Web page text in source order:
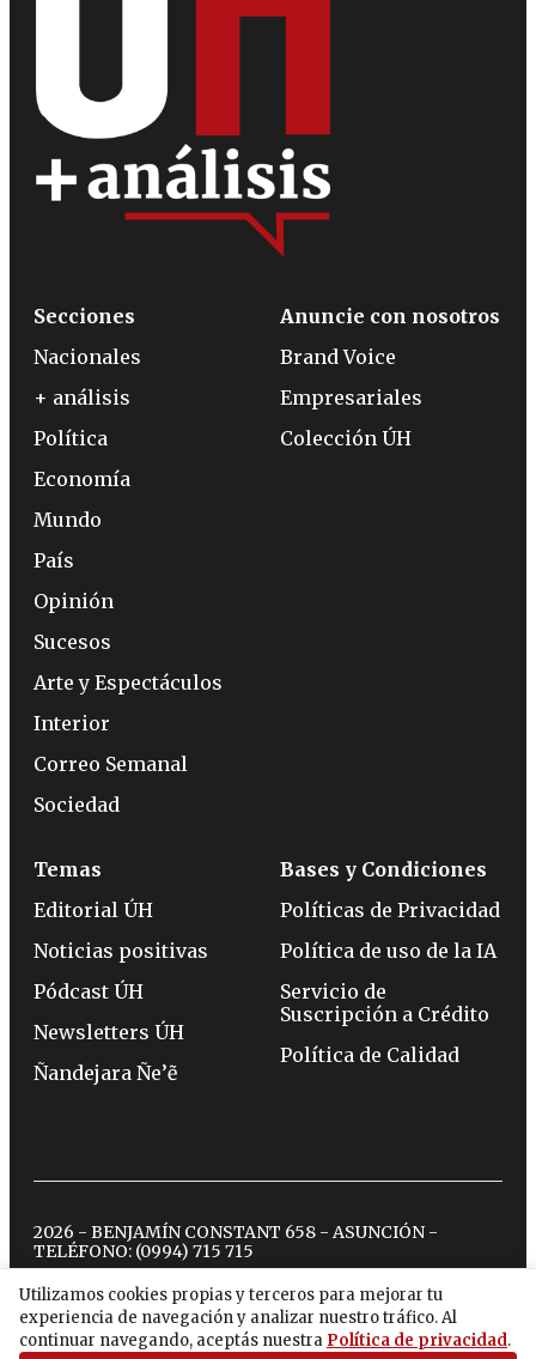
Utilizamos cookies propias y terceros para mejorar tu
experiencia de navegación y analizar nuestro tráfico. Al
continuar navegando, aceptás nuestra Política de privacidad.
Secciones
Nacionales
+ análisis
Política
Economía
Mundo
País
Opinión
Sucesos
Arte y Espectáculos
Interior
Correo Semanal
Sociedad
Anuncie con nosotros
Brand Voice
Empresariales
Colección ÚH
Temas
Editorial ÚH
Noticias positivas
Pódcast ÚH
Newsletters ÚH
Ñandejara Ñe’ẽ
Bases y Condiciones
Políticas de Privacidad
Política de uso de la IA
Servicio de
Suscripción a Crédito
Política de Calidad
2026 - BENJAMÍN CONSTANT 658 - ASUNCIÓN -
TELÉFONO: (0994) 715 715
twitterinstagram
facebook
tiktokyoutubespotify